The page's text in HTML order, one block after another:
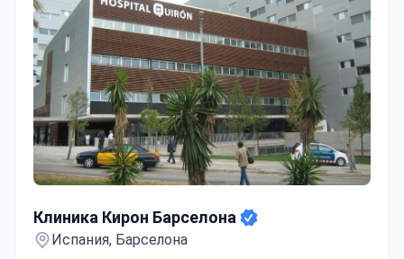
Клиника Кирон Барселона
Испания, Барселона